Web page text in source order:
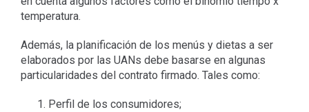
temperatura.
Además, la planificación de los menús y dietas a ser
elaborados por las UANs debe basarse en algunas
particularidades del contrato firmado. Tales como:
Perfil de los consumidores;